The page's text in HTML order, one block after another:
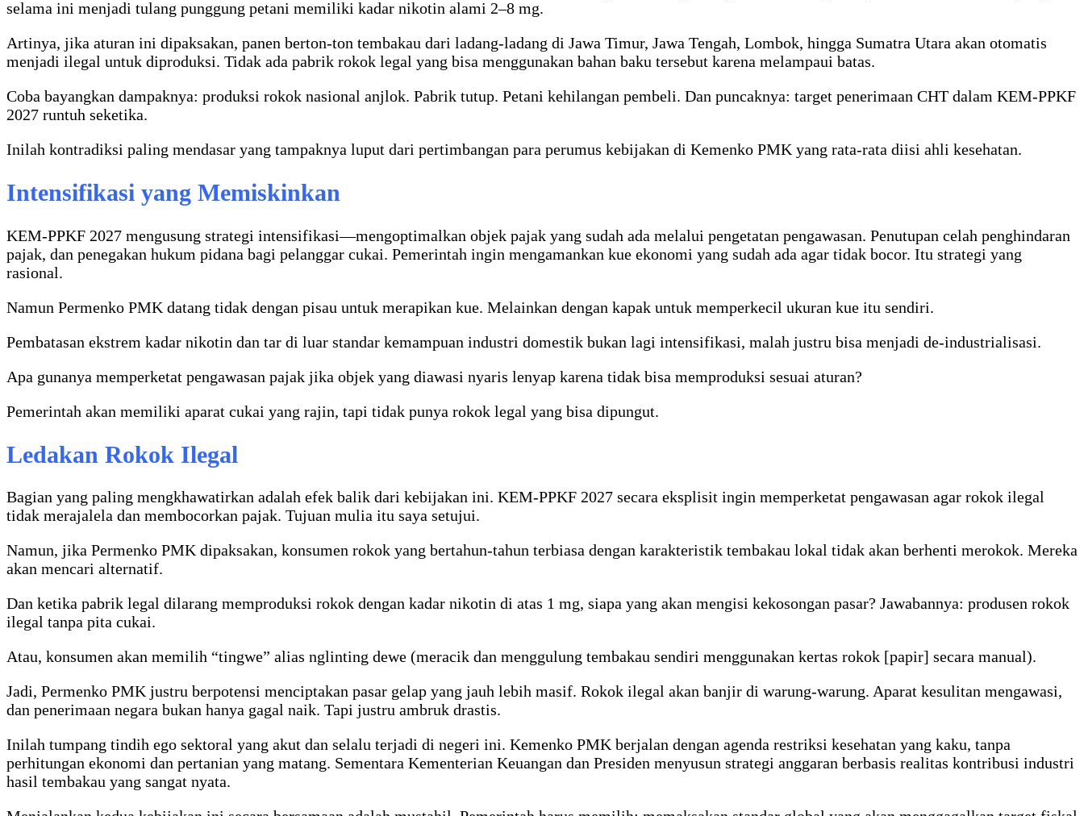
selama ini menjadi tulang punggung petani memiliki kadar nikotin alami 2–8 mg.
Artinya, jika aturan ini dipaksakan, panen berton-ton tembakau dari ladang-ladang di Jawa Timur, Jawa Tengah, Lombok, hingga Sumatra Utara akan otomatis
menjadi ilegal untuk diproduksi. Tidak ada pabrik rokok legal yang bisa menggunakan bahan baku tersebut karena melampaui batas.
Coba bayangkan dampaknya: produksi rokok nasional anjlok. Pabrik tutup. Petani kehilangan pembeli. Dan puncaknya: target penerimaan CHT dalam KEM-PPKF
2027 runtuh seketika.
Inilah kontradiksi paling mendasar yang tampaknya luput dari pertimbangan para perumus kebijakan di Kemenko PMK yang rata-rata diisi ahli kesehatan.
Intensifikasi yang Memiskinkan
KEM-PPKF 2027 mengusung strategi intensifikasi—mengoptimalkan objek pajak yang sudah ada melalui pengetatan pengawasan. Penutupan celah penghindaran
pajak, dan penegakan hukum pidana bagi pelanggar cukai. Pemerintah ingin mengamankan kue ekonomi yang sudah ada agar tidak bocor. Itu strategi yang
rasional.
Namun Permenko PMK datang tidak dengan pisau untuk merapikan kue. Melainkan dengan kapak untuk memperkecil ukuran kue itu sendiri.
Pembatasan ekstrem kadar nikotin dan tar di luar standar kemampuan industri domestik bukan lagi intensifikasi, malah justru bisa menjadi de-industrialisasi.
Apa gunanya memperketat pengawasan pajak jika objek yang diawasi nyaris lenyap karena tidak bisa memproduksi sesuai aturan?
Pemerintah akan memiliki aparat cukai yang rajin, tapi tidak punya rokok legal yang bisa dipungut.
Ledakan Rokok Ilegal
Bagian yang paling mengkhawatirkan adalah efek balik dari kebijakan ini. KEM-PPKF 2027 secara eksplisit ingin memperketat pengawasan agar rokok ilegal
tidak merajalela dan membocorkan pajak. Tujuan mulia itu saya setujui.
Namun, jika Permenko PMK dipaksakan, konsumen rokok yang bertahun-tahun terbiasa dengan karakteristik tembakau lokal tidak akan berhenti merokok. Mereka
akan mencari alternatif.
Dan ketika pabrik legal dilarang memproduksi rokok dengan kadar nikotin di atas 1 mg, siapa yang akan mengisi kekosongan pasar? Jawabannya: produsen rokok
ilegal tanpa pita cukai.
Atau, konsumen akan memilih “tingwe” alias nglinting dewe (meracik dan menggulung tembakau sendiri menggunakan kertas rokok [papir] secara manual).
Jadi, Permenko PMK justru berpotensi menciptakan pasar gelap yang jauh lebih masif. Rokok ilegal akan banjir di warung-warung. Aparat kesulitan mengawasi,
dan penerimaan negara bukan hanya gagal naik. Tapi justru ambruk drastis.
Inilah tumpang tindih ego sektoral yang akut dan selalu terjadi di negeri ini. Kemenko PMK berjalan dengan agenda restriksi kesehatan yang kaku, tanpa
perhitungan ekonomi dan pertanian yang matang. Sementara Kementerian Keuangan dan Presiden menyusun strategi anggaran berbasis realitas kontribusi industri
hasil tembakau yang sangat nyata.